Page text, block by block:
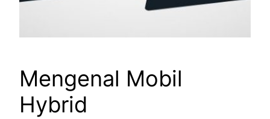
Mengenal Mobil
Hybrid